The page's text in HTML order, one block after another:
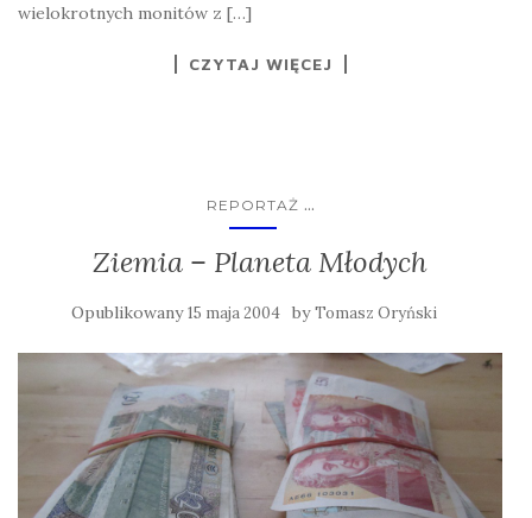
wielokrotnych monitów z […]
CZYTAJ WIĘCEJ
REPORTAŻ ...
Ziemia – Planeta Młodych
Opublikowany15 maja 2004 byTomasz Oryński